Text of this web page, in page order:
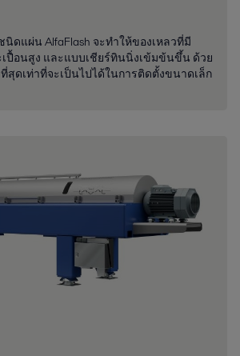
นิดแผ่น AlfaFlash จะทำให้ของเหลวที่มี
เปื้อนสูง และแบบเชียร์ทินนิ่งเข้มข้นขึ้น ด้วย
สุดเท่าที่จะเป็นไปได้ในการติดตั้งขนาดเล็ก